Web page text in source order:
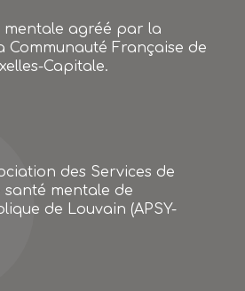
mentale agréé par la
Communauté Française de
Capitale.
des Services de
mentale de
de Louvain (APSY-